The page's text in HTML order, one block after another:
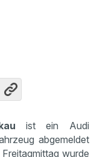
ist ein Audi
abgemeldet
wurde